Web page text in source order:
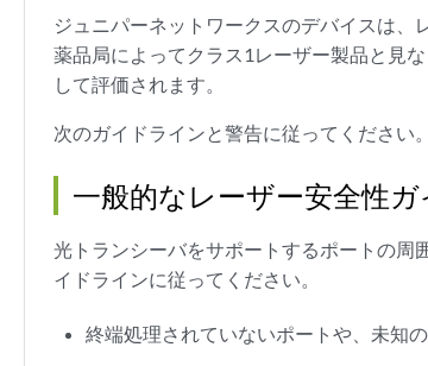
ジュニパーネットワークスのデバイスは
薬品局によってクラス1レーザー製品と見
して評価されます。
次のガイドラインと警告に従ってください。
一般的なレーザー安全性
光トランシーバをサポートするポートの周
イドラインに従ってください。
終端処理されていないポートや、未知